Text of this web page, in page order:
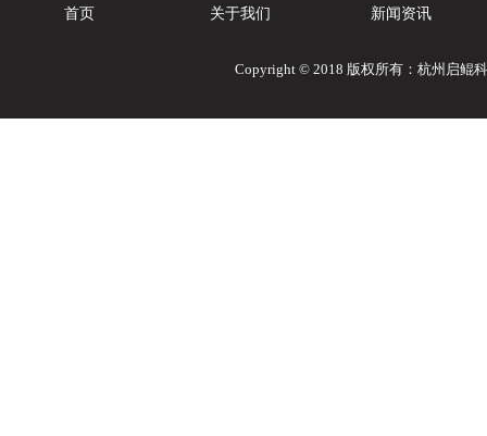
首页 关于我们 新闻资讯
Copyright © 2018 版权所有：杭州启鲲